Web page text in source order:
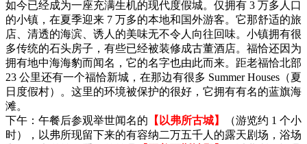
如今已经成为一座充满生机的现代度假城。仅拥有 3 万多人口
的小镇，在夏季迎来 7 万多的本地和国外游客。它那舒适的旅
店、清透的海滨、诱人的美味无不令人向往回味。小镇拥有很
多传统的石头房子，有些已经被装修成古董酒店。福恰还因为
拥有地中海海豹而闻名，它的名字也由此而来。距老福恰北部
23 公里还有一个福恰新城，在那边有很多 Summer Houses（夏
日度假村）。这里的环境被保护的很好，它拥有有名的蓝旗海
滩。
下午：午餐后参观举世闻名的 【以弗所古城】
（游览约 1 个小
时），以弗所现留下来的有容纳二万五千人的露天剧场，浴场